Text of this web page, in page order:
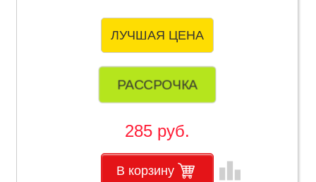
ЛУЧШАЯ ЦЕНА
РАССРОЧКА
285 руб.
В корзину leaderboard